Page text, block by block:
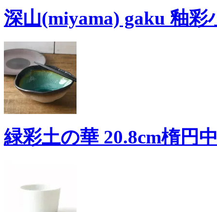
深山(miyama) gaku 釉彩
緑彩土の華 20.8cm楕円